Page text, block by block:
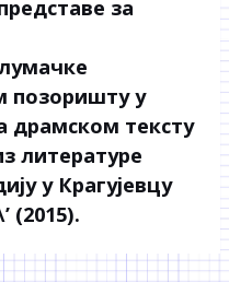
за
позоришту у
драмском тексту
литературе
у Крагујевцу
(2015).